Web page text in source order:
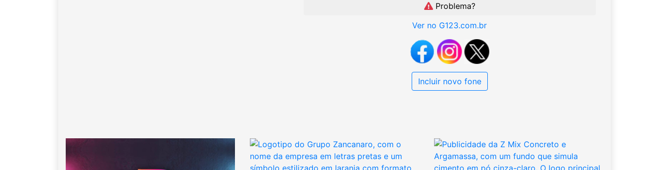
Problema?
Ver no G123.com.br
Incluir novo fone